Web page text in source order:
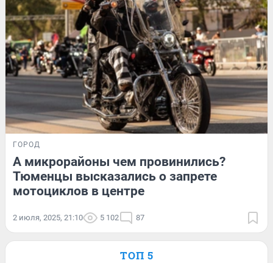
ГОРОД
А микрорайоны чем провинились?
Тюменцы высказались о запрете
мотоциклов в центре
2 июля, 2025, 21:10 5 102 87
ТОП 5